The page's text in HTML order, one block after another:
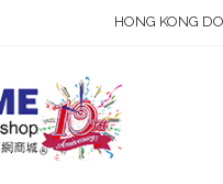
HONG KONG